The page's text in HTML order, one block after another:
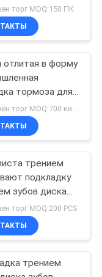
тормоза
торг MOQ:150 ПК
отлитая в форму
тормоза для
легкой
Возможен торг MOQ:700 килограммов
трением
подкладку
зубов диска
зубов
торг MOQ:200 PCS
трением